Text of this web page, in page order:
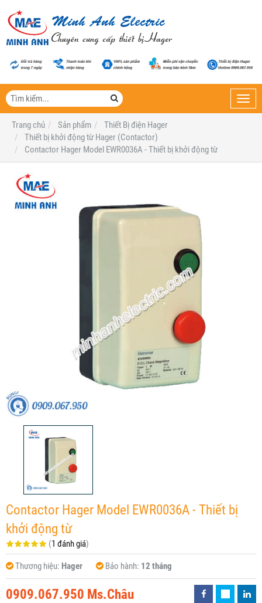
Trang chủ
Sản phẩm
Thiết Bị điện Hager
Thiết bị khởi động từ Hager (Contactor)
Contactor Hager Model EWR0036A - Thiết bị khởi động từ
Contactor Hager Model EWR0036A - Thiết bị
khởi động từ
(1 đánh giá)
Thương hiệu: Hager Bảo hành: 12 tháng
0909.067.950 Ms.Châu